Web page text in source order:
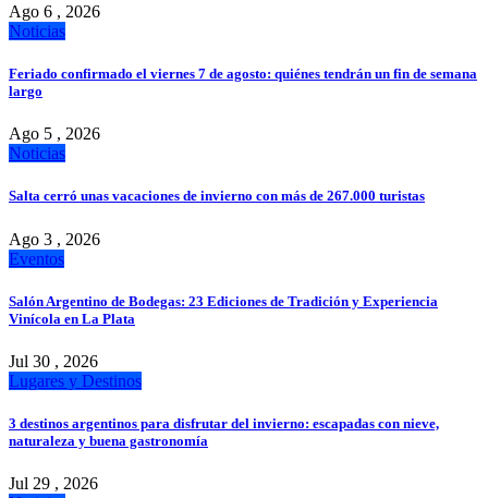
Ago 6 , 2026
Noticias
Feriado confirmado el viernes 7 de agosto: quiénes tendrán un fin de semana
largo
Ago 5 , 2026
Noticias
Salta cerró unas vacaciones de invierno con más de 267.000 turistas
Ago 3 , 2026
Eventos
Salón Argentino de Bodegas: 23 Ediciones de Tradición y Experiencia
Vinícola en La Plata
Jul 30 , 2026
Lugares y Destinos
3 destinos argentinos para disfrutar del invierno: escapadas con nieve,
naturaleza y buena gastronomía
Jul 29 , 2026